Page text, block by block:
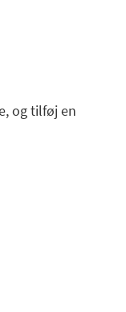
og tilføj en